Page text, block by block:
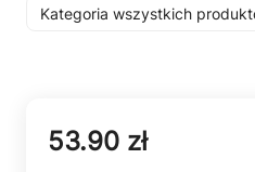
Kategoria wszystkich
53.90 zł